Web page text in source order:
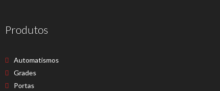
Produtos
Automatismos
Grades
Portas